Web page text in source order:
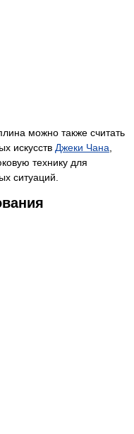
можно также считать
искусств Джеки Чана
технику для
ситуаций.